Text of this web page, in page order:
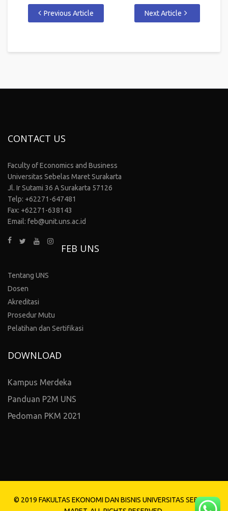
Previous Article Next Article
CONTACT US
Faculty of Economics and Business
Universitas Sebelas Maret Surakarta
Jl. Ir Sutami 36 A Surakarta 57126
Telp: +62271-647481
Fax: +62271-638143
Email: feb@unit.uns.ac.id
FEB UNS
Tentang UNS
Dosen
Akreditasi
Prosedur Mutu
Pelatihan dan Sertifikasi
DOWNLOAD
Kampus Merdeka
Panduan P2M UNS
Pedoman PKM 2021
© 2019 FAKULTAS EKONOMI DAN BISNIS UNIVERSITAS SEBELAS